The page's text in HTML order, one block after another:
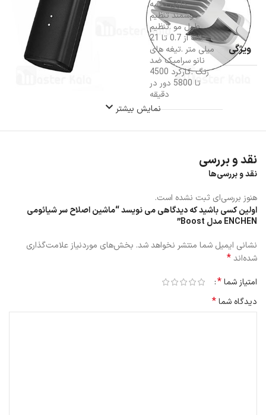
نمایش بیشتر
ویژگی
.دارای دکمه
هوشمند تنظیم
طول مو .تنظیم
شانه از 0.7 تا 21
میلی متر .تیغه های
نانو سرامیک ضد
زنگ .کارکرد 4500
تا 5800 دور در
دقیقه
نقد و بررسی
نقد و بررسی‌ها
هنوز بررسی‌ای ثبت نشده است.
اولین کسی باشید که دیدگاهی می نویسد “ماشین اصلاح سر شیائومی
ENCHEN مدل Boost”
نشانی ایمیل شما منتشر نخواهد شد. بخش‌های موردنیاز علامت‌گذاری
شده‌اند*
امتیاز شما*
دیدگاه شما*